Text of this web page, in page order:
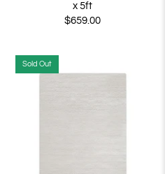
x 5ft
$659.00
Sold Out